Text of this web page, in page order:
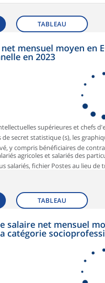
TABLEAU
net mensuel moyen en
en 2023
supérieures et chefs
de secret statistique (s), les
y compris bénéficiaires de
agricoles et salariés des
salariés, fichier Postes au lieu
TABLEAU
salaire net mensuel
catégorie